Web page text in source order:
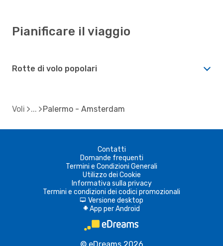
Pianificare il viaggio
Rotte di volo popolari
Voli Palermo - Amsterdam
Contatti
Domande frequenti
Termini e Condizioni Generali
Utilizzo dei Cookie
Informativa sulla privacy
Termini e condizioni dei codici promozionali
d Versione desktop
A App per Android